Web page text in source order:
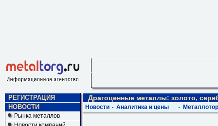
РЕГИСТРАЦИЯ
НОВОСТИ
Рынка металлов
Драгоценные металлы: золото,
Новости Аналитика и цены